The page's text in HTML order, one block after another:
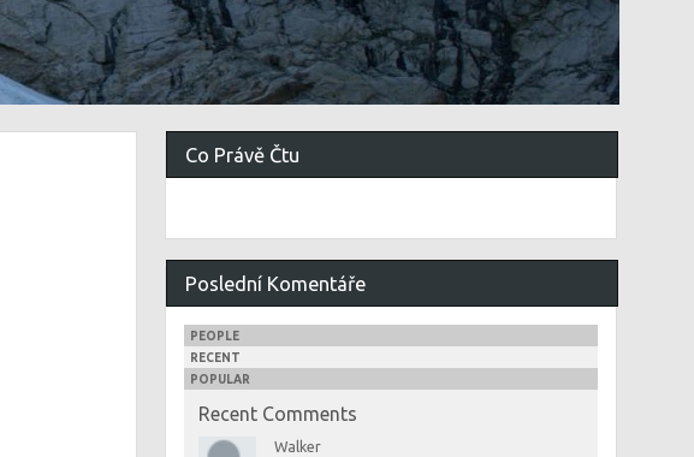
Co Právě Čtu
Poslední Komentáře
PEOPLE
RECENT
POPULAR
Recent Comments
Walker